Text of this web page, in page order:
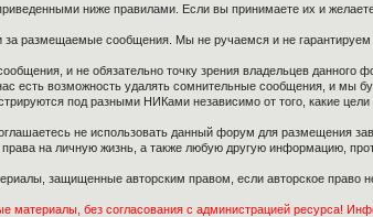
ниже правилами. Если вы принимаете их и
размещаемые сообщения. Мы не ручаемся и не
и не обязательно точку зрения владельцев
есть возможность удалять сомнительные сообщения, и
под разными НИКами независимо от того, какие
не использовать данный форум для размещения
на личную жизнь, а также любую другую информацию,
защищенные авторским правом, если авторское право
без согласования с администрацией ресурса!